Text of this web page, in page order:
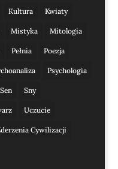
Kultura Kwiaty
Mistyka Mitologia
Pełnia Poezja
Psychologia
Sen Sny
Uczucie
Cywilizacji